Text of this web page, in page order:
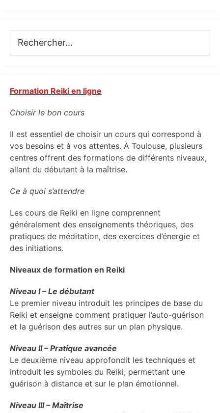
Formation Reiki en ligne
Choisir le bon cours
Il est essentiel de choisir un cours qui correspond à
vos besoins et à vos attentes. À Toulouse, plusieurs
centres offrent des formations de différents niveaux,
allant du débutant à la maîtrise.
Ce à quoi s’attendre
Les cours de Reiki en ligne comprennent
généralement des enseignements théoriques, des
pratiques de méditation, des exercices d’énergie et
des initiations.
Niveaux de formation en Reiki
Niveau I – Le débutant
Le premier niveau introduit les principes de base du
Reiki et enseigne comment pratiquer l’auto-guérison
et la guérison des autres sur un plan physique.
Niveau II – Pratique avancée
Le deuxième niveau approfondit les techniques et
introduit les symboles du Reiki, permettant une
guérison à distance et sur le plan émotionnel.
Niveau III – Maîtrise